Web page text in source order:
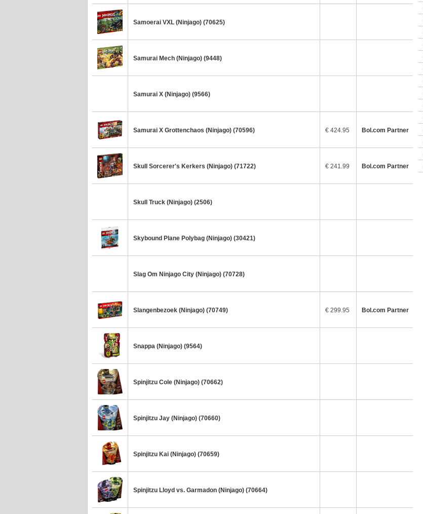
Samoerai VXL (Ninjago) (70625)
Samurai Mech (Ninjago) (9448)
Samurai X (Ninjago) (9566)
Samurai X Grottenchaos (Ninjago) (70596) € 424.95 Bol.com Partner
Skull Sorcerer's Kerkers (Ninjago) (71722) € 241.99 Bol.com Partner
Skull Truck (Ninjago) (2506)
Skybound Plane Polybag (Ninjago) (30421)
Slag Om Ninjago City (Ninjago) (70728)
Slangenbezoek (Ninjago) (70749) € 299.95 Bol.com Partner
Snappa (Ninjago) (9564)
Spinjitzu Cole (Ninjago) (70662)
Spinjitzu Jay (Ninjago) (70660)
Spinjitzu Kai (Ninjago) (70659)
Spinjitzu Lloyd vs. Garmadon (Ninjago) (70664)